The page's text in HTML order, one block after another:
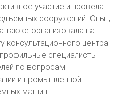
участие и провела
сооружений. Опыт,
также организовала на
консультационного центра
специалисты
по вопросам
и промышленной
машин.